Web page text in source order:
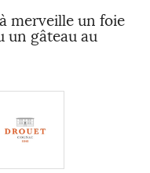
merveille un foie
un gâteau au